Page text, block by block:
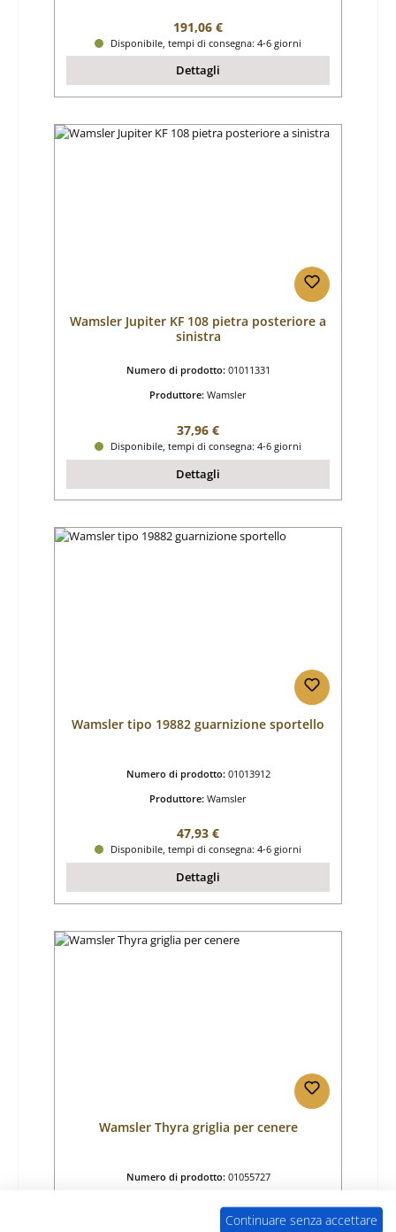
Prezzo normale:
191,06 €
Disponibile, tempi di consegna: 4-6 giorni
Dettagli
Wamsler Jupiter KF 108 pietra posteriore a
sinistra
Numero di prodotto: 01011331
Produttore: Wamsler
Prezzo normale:
37,96 €
Disponibile, tempi di consegna: 4-6 giorni
Dettagli
Wamsler tipo 19882 guarnizione sportello
Numero di prodotto: 01013912
Produttore: Wamsler
Prezzo normale:
47,93 €
Disponibile, tempi di consegna: 4-6 giorni
Dettagli
Wamsler Thyra griglia per cenere
Numero di prodotto: 01055727
Continuare senza accettare